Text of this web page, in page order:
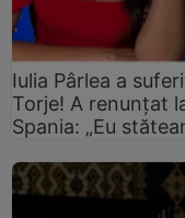
Iulia Pârlea a
Torje! A renunțat
Spania: „Eu